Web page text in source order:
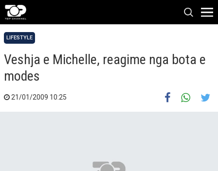
LIFESTYLE
Veshja e Michelle, reagime nga bota e
modes
21/01/2009 10:25